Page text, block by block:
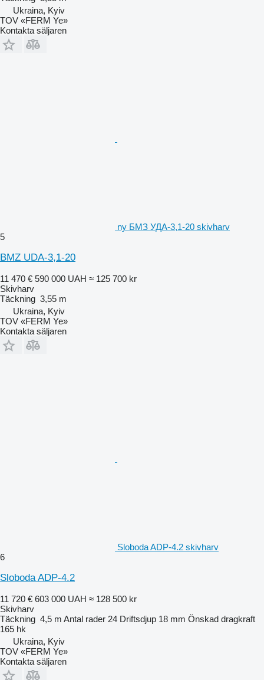
Ukraina, Kyiv
TOV «FERM Ye»
Kontakta säljaren
ny БМЗ УДА-3,1-20 skivharv
5
BMZ UDA-3,1-20
11 470 € 590 000 UAH ≈ 125 700 kr
Skivharv
Täckning 3,55 m
Ukraina, Kyiv
TOV «FERM Ye»
Kontakta säljaren
Sloboda ADP-4.2 skivharv
6
Sloboda ADP-4.2
11 720 € 603 000 UAH ≈ 128 500 kr
Skivharv
Täckning 4,5 m Antal rader 24 Driftsdjup 18 mm Önskad dragkraft
165 hk
Ukraina, Kyiv
TOV «FERM Ye»
Kontakta säljaren